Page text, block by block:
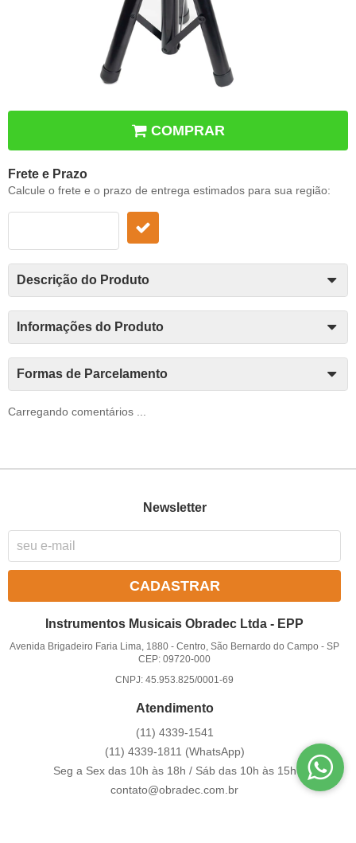
COMPRAR
Frete e Prazo
Calcule o frete e o prazo de entrega estimados para sua região:
Descrição do Produto
Informações do Produto
Formas de Parcelamento
Carregando comentários ...
Newsletter
CADASTRAR
Instrumentos Musicais Obradec Ltda - EPP
Avenida Brigadeiro Faria Lima, 1880 -Centro, São Bernardo do Campo -SP
CEP: 09720-000
CNPJ: 45.953.825/0001-69
Atendimento
(11) 4339-1541
(11) 4339-1811 (WhatsApp)
Seg a Sex das 10h às 18h / Sáb das 10h às 15h
contato@obradec.com.br